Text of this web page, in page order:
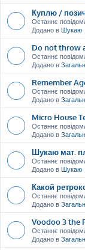
Куплю /
Останнє
Додано в Шукаю
Do not throw
Останнє
Додано в
Remember
Останнє
Додано в
Micro House
Останнє
Додано в
Шукаю мат.
Останнє
Додано в Шукаю
Какой
Останнє
Додано в
Voodoo 3 the
Останнє
Додано в